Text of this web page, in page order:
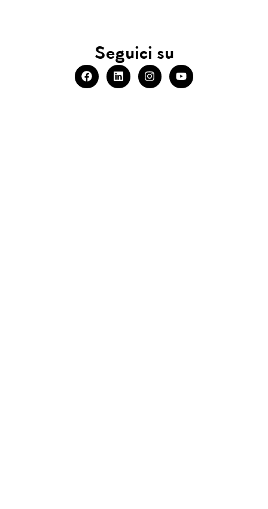
Seguici su